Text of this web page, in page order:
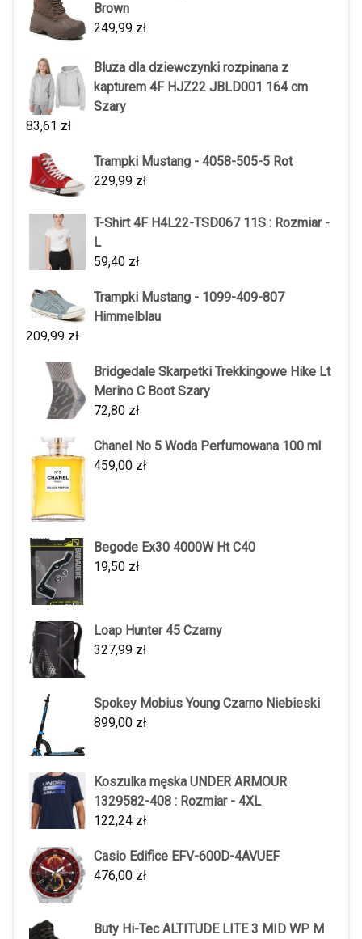
Brown
249,99 zł
Bluza dla dziewczynki rozpinana z
kapturem 4F HJZ22 JBLD001 164 cm
Szary
83,61 zł
Trampki Mustang - 4058-505-5 Rot
229,99 zł
T-Shirt 4F H4L22-TSD067 11S : Rozmiar -
L
59,40 zł
Trampki Mustang - 1099-409-807
Himmelblau
209,99 zł
Bridgedale Skarpetki Trekkingowe Hike Lt
Merino C Boot Szary
72,80 zł
Chanel No 5 Woda Perfumowana 100 ml
459,00 zł
Begode Ex30 4000W Ht C40
19,50 zł
Loap Hunter 45 Czarny
327,99 zł
Spokey Mobius Young Czarno Niebieski
899,00 zł
Koszulka męska UNDER ARMOUR
1329582-408 : Rozmiar - 4XL
122,24 zł
Casio Edifice EFV-600D-4AVUEF
476,00 zł
Buty Hi-Tec ALTITUDE LITE 3 MID WP M